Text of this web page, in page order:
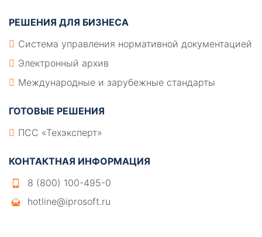
РЕШЕНИЯ ДЛЯ БИЗНЕСА
Система управления нормативной документацией
Электронный архив
Международные и зарубежные стандарты
ГОТОВЫЕ РЕШЕНИЯ
ПСС «Техэксперт»
КОНТАКТНАЯ ИНФОРМАЦИЯ
8 (800) 100-495-0
hotline@iprosoft.ru